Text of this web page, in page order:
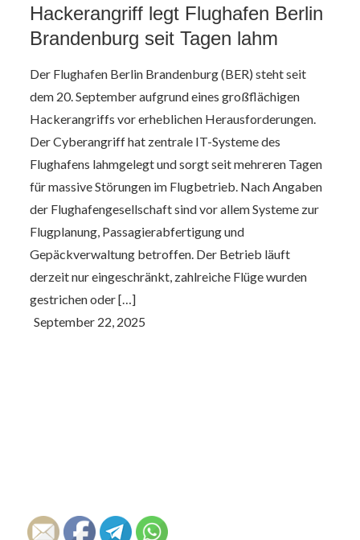
Hackerangriff legt Flughafen Berlin
Brandenburg seit Tagen lahm
Der Flughafen Berlin Brandenburg (BER) steht seit
dem 20. September aufgrund eines großflächigen
Hackerangriffs vor erheblichen Herausforderungen.
Der Cyberangriff hat zentrale IT-Systeme des
Flughafens lahmgelegt und sorgt seit mehreren Tagen
für massive Störungen im Flugbetrieb. Nach Angaben
der Flughafengesellschaft sind vor allem Systeme zur
Flugplanung, Passagierabfertigung und
Gepäckverwaltung betroffen. Der Betrieb läuft
derzeit nur eingeschränkt, zahlreiche Flüge wurden
gestrichen oder […]